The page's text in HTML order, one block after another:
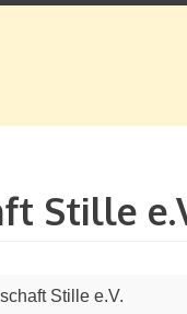
Stille
Stille e.V.